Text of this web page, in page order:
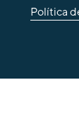
Política